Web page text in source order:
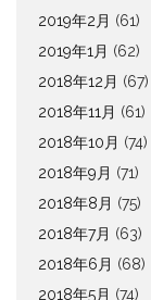
2019年2月 (61)
2019年1月 (62)
2018年12月 (67)
2018年11月 (61)
2018年10月 (74)
2018年9月 (71)
2018年8月 (75)
2018年7月 (63)
2018年6月 (68)
2018年5月 (74)